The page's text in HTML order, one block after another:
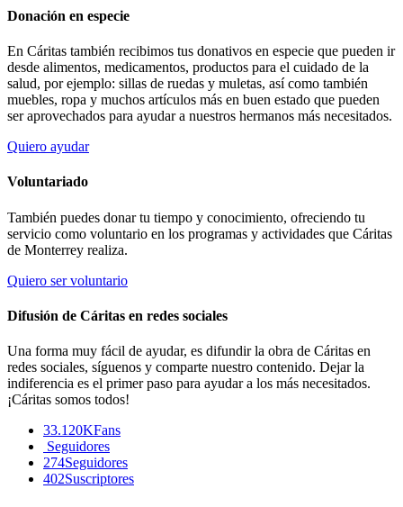
Donación en especie
En Cáritas también recibimos tus donativos en especie que pueden ir
desde alimentos, medicamentos, productos para el cuidado de la
salud, por ejemplo: sillas de ruedas y muletas, así como también
muebles, ropa y muchos artículos más en buen estado que pueden
ser aprovechados para ayudar a nuestros hermanos más necesitados.
Quiero ayudar
Voluntariado
También puedes donar tu tiempo y conocimiento, ofreciendo tu
servicio como voluntario en los programas y actividades que Cáritas
de Monterrey realiza.
Quiero ser voluntario
Difusión de Cáritas en redes sociales
Una forma muy fácil de ayudar, es difundir la obra de Cáritas en
redes sociales, síguenos y comparte nuestro contenido. Dejar la
indiferencia es el primer paso para ayudar a los más necesitados.
¡Cáritas somos todos!
33.120KFans
Seguidores
274Seguidores
402Suscriptores